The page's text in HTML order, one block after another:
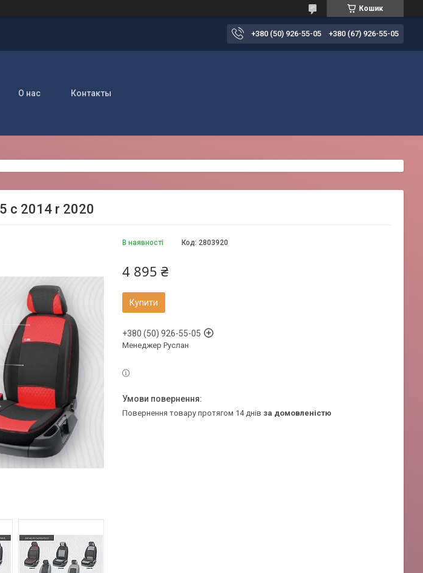
Кошик
+380 (50) 926-55-05 +380 (67) 926-55-05
О нас Контакты
c 2014 r 2020
В наявності Код: 2803920
4 895 ₴
Купити
+380 (50) 926-55-05
Менеджер Руслан
повернення товару протягом 14 днів за домовленістю